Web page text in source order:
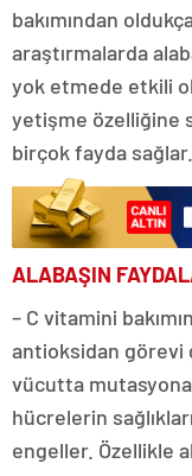
bakımından
araştırmalarda
yok etmede etkili
yetişme özelliğine
birçok fayda sağlar.
ALABAŞIN
– C vitamini
antioksidan görevi
vücutta
hücrelerin
engeller. Özellikle